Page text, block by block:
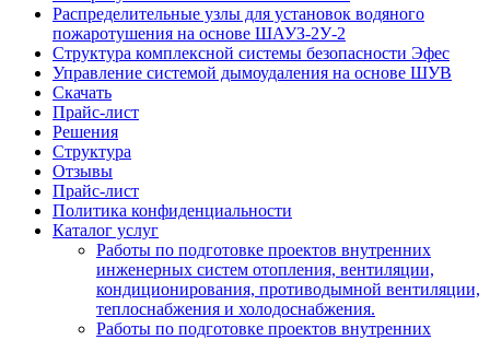
Распределительные узлы для установок водяного
пожаротушения на основе ШАУЗ-2У-2
Структура комплексной системы безопасности Эфес
Управление системой дымоудаления на основе ШУВ
Скачать
Прайс-лист
Решения
Структура
Отзывы
Прайс-лист
Политика конфиденциальности
Каталог услуг
Работы по подготовке проектов внутренних
инженерных систем отопления, вентиляции,
кондиционирования, противодымной вентиляции,
теплоснабжения и холодоснабжения.
Работы по подготовке проектов внутренних